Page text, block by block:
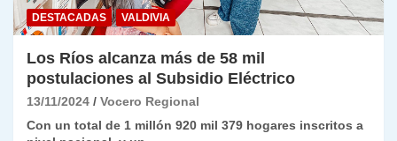
DESTACADAS VALDIVIA
Los Ríos alcanza más de 58 mil
postulaciones al Subsidio Eléctrico
13/11/2024
Vocero Regional
Con un total de 1 millón 920 mil 379 hogares inscritos a